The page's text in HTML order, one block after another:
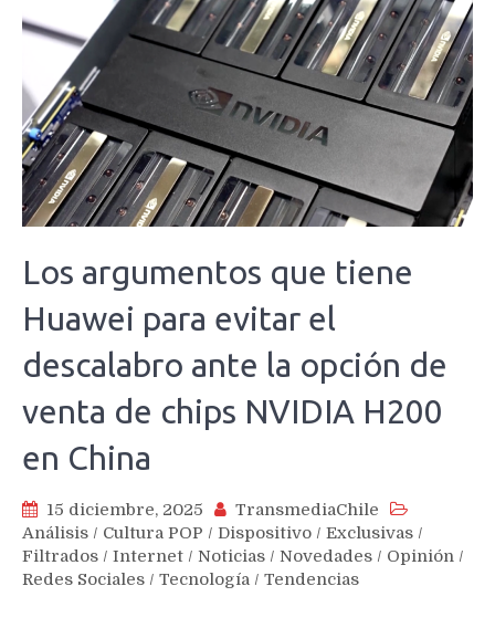
Los argumentos que tiene
Huawei para evitar el
descalabro ante la opción de
venta de chips NVIDIA H200
en China
15 diciembre, 2025
TransmediaChile
Análisis / Cultura POP / Dispositivo / Exclusivas /
Filtrados / Internet / Noticias / Novedades / Opinión /
Redes Sociales / Tecnología / Tendencias